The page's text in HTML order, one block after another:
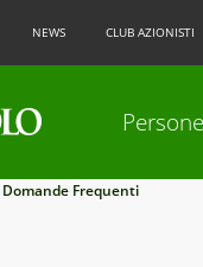
NEWS CLUB AZIONISTI
Domande Frequenti